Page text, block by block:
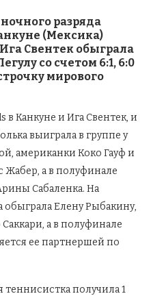
разряда
(Мексика)
Свентек обыграла
со счетом 6:1, 6:0
мирового
в Канкуне и Ига Свентек, и
выиграла в группе у
американки Коко Гауф и
а в полуфинале
Сабаленка. На
обыграла Елену Рыбакину,
а в полуфинале
ее партнершей по
теннисистка получила 1